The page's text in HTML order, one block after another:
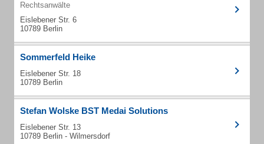
Rechtsanwälte
Eislebener Str. 6
10789 Berlin
Sommerfeld Heike
Eislebener Str. 18
10789 Berlin
Stefan Wolske BST Medai Solutions
Eislebener Str. 13
10789 Berlin - Wilmersdorf